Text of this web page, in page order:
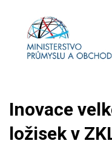
Inovace
ložisek v